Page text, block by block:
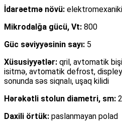
İdarəetmə növü: elektromexaniki
Mikrodalğa gücü, Vt: 800
Güc səviyyəsinin sayı: 5
Xüsusiyyətlər: qril, avtomatik
isitmə, avtomatik defrost, displey,
sonunda səs siqnalı, uşaq kilidi
Hərəkətli stolun diametri, sm:
Daxili örtük: paslanmayan polad